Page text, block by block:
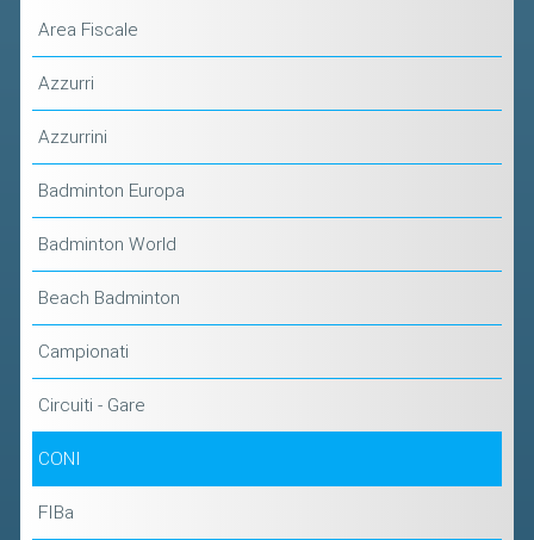
Area Fiscale
Azzurri
Azzurrini
Badminton Europa
Badminton World
Beach Badminton
Campionati
Circuiti - Gare
CONI
FIBa